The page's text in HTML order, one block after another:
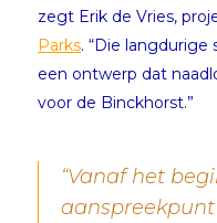
zegt Erik de Vries,
Parks. “Die
een ontwerp dat
voor de Binckhorst.”
“Vanaf het